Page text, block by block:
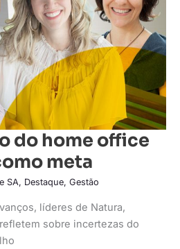
do home office
meta
SA, Destaque, Gestão
líderes de Natura,
sobre incertezas do